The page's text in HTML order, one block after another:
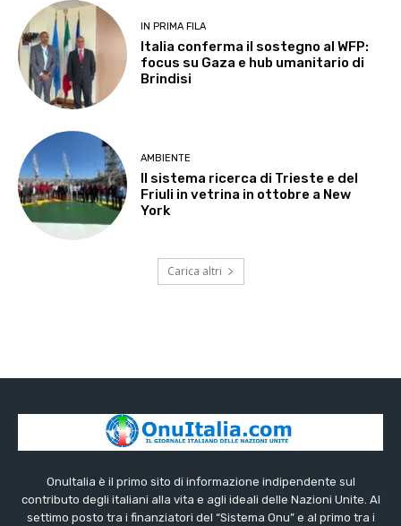
IN PRIMA FILA
Italia conferma il sostegno al WFP:
focus su Gaza e hub umanitario di
Brindisi
AMBIENTE
Il sistema ricerca di Trieste e del
Friuli in vetrina in ottobre a New
York
Carica altri
OnuItalia è il primo sito di informazione indipendente sul
contributo degli italiani alla vita e agli ideali delle Nazioni Unite. Al
settimo posto tra i finanziatori del “Sistema Onu” e al primo tra i